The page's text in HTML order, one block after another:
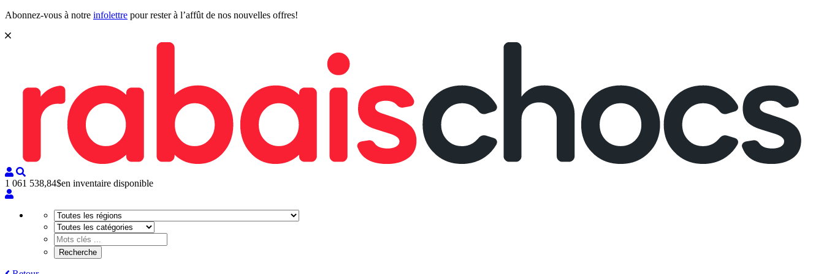
Abonnez-vous à notre infolettre pour rester à l’affût de nos nouvelles offres!
1 061 538,84$en inventaire disponible